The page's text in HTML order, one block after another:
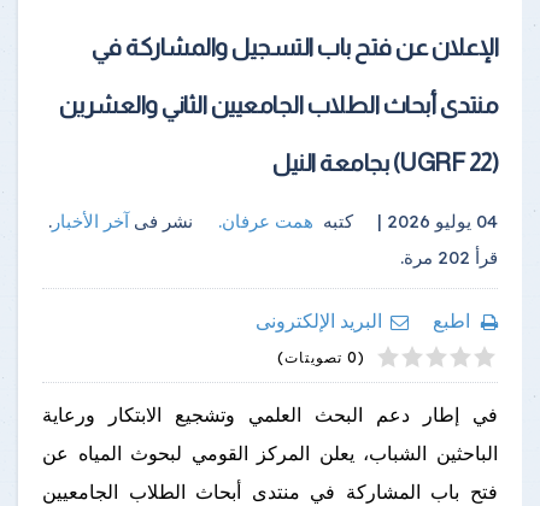
الإعلان عن فتح باب التسجيل والمشاركة في
منتدى أبحاث الطلاب الجامعيين الثاني والعشرين
(UGRF 22) بجامعة النيل
04 يوليو 2026 | كتبه همت عرفان. نشر فى آخر الأخبار .
قرأ 202 مرة.
اطبع
البريد الإلكترونى
1
2
3
4
5 (0 تصويتات)
في إطار دعم البحث العلمي وتشجيع الابتكار ورعاية
الباحثين الشباب، يعلن المركز القومي لبحوث المياه عن
فتح باب المشاركة في منتدى أبحاث الطلاب الجامعيين